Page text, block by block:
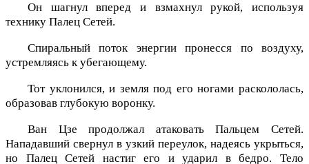
Он шагнул вперед и взмахнул рукой, используя
технику Палец Сетей.
Спиральный поток энергии пронесся по воздуху,
устремляясь к убегающему.
Тот уклонился, и земля под его ногами раскололась,
образовав глубокую воронку.
Ван Цзе продолжал атаковать Пальцем Сетей.
Нападавший свернул в узкий переулок, надеясь укрыться,
но Палец Сетей настиг его и ударил в бедро. Тело